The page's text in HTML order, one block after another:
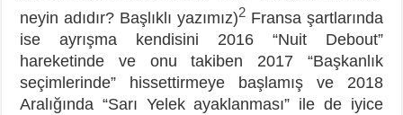
neyin adıdır? Başlıklı yazımız)2Fransa şartlarında
ise ayrışma kendisini 2016 “Nuit Debout”
hareketinde ve onu takiben 2017 “Başkanlık
seçimlerinde” hissettirmeye başlamış ve 2018
Aralığında “Sarı Yelek ayaklanması” ile de iyice